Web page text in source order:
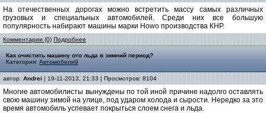
На отечественных дорогах можно встретить массу самых различных
грузовых и специальных автомобилей. Среди них все большую
популярность набирают машины марки Howo производства КНР.
Комментарии (0) Подробнее
Как очистить машину ото льда в зимний период?
Категория: Автомобили9
автор: Andrei | 19-11-2013, 21:33 | Просмотров: 8104
Многие автомобилисты вынуждены по той иной причине надолго оставлять
свою машину зимой на улице, под ударом холода и сырости. Нередко за это
время автомобиль успевает покрыться слоем снега и льда.